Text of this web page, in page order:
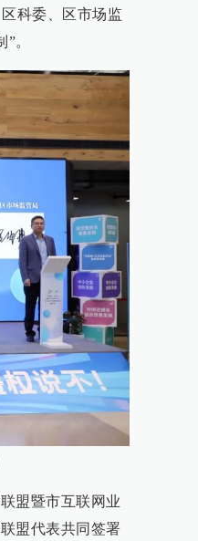
科委、区市场监
。
盟暨市互联网业
盟代表共同签署